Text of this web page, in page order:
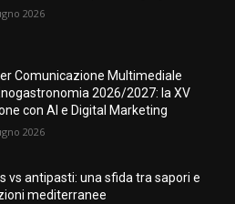
2026
Comunicazione Multimediale
2026/2027: la XV
con AI e Digital Marketing
2026
vs antipasti: una sfida tra sapori e
mediterranee